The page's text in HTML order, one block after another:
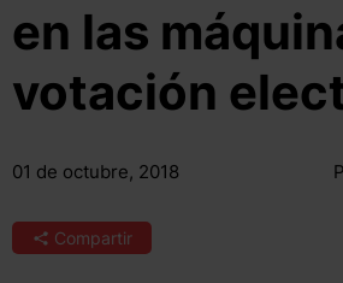
en las
votación
01 de octubre, 2018
Compartir